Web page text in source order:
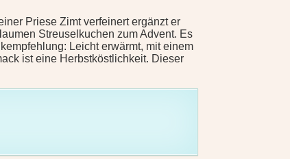
Priese Zimt verfeinert ergänzt er
Streuselkuchen zum Advent. Es
Leicht erwärmt, mit einem
ist eine Herbstköstlichkeit. Dieser